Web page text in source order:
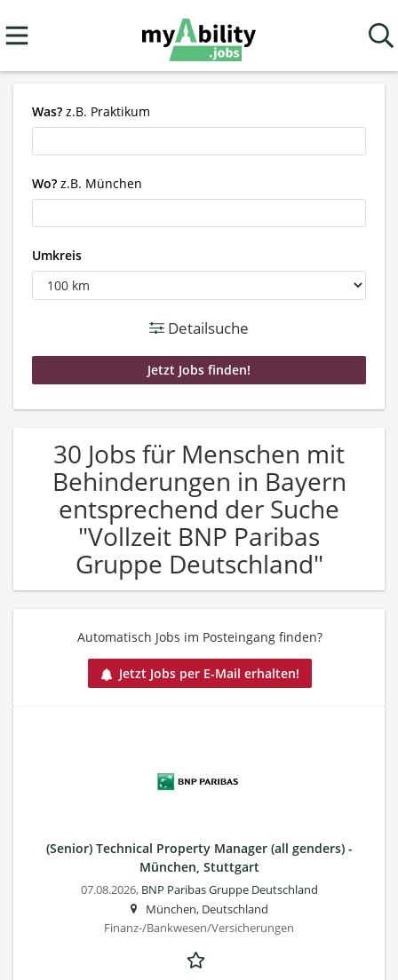
Was? z.B. Praktikum
Wo? z.B. München
Umkreis
Detailsuche
30 Jobs für Menschen mit
Behinderungen in Bayern
entsprechend der Suche
"Vollzeit BNP Paribas
Gruppe Deutschland"
Automatisch Jobs im Posteingang finden?
Jetzt Jobs per E-Mail erhalten!
(Senior) Technical Property Manager (all genders) -
München, Stuttgart
07.08.2026, BNP Paribas Gruppe Deutschland
München, Deutschland
Finanz-/Bankwesen/Versicherungen